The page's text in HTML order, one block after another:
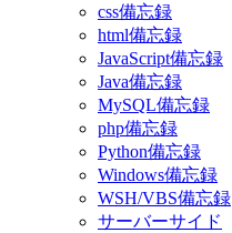
css備忘録
html備忘録
JavaScript備忘録
Java備忘録
MySQL備忘録
php備忘録
Python備忘録
Windows備忘録
WSH/VBS備忘録
サーバーサイド